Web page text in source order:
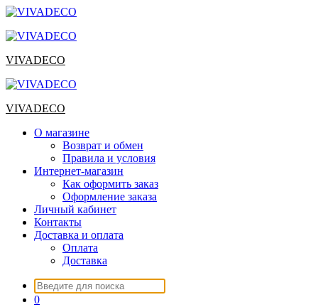
Перейти
содержимому
VIVADECO
VIVADECO
О магазине
Возврат и обмен
Правила и условия
Интернет-магазин
Как оформить заказ
Оформление заказа
Личный кабинет
Контакты
Доставка и оплата
Оплата
Доставка
Искать:
0